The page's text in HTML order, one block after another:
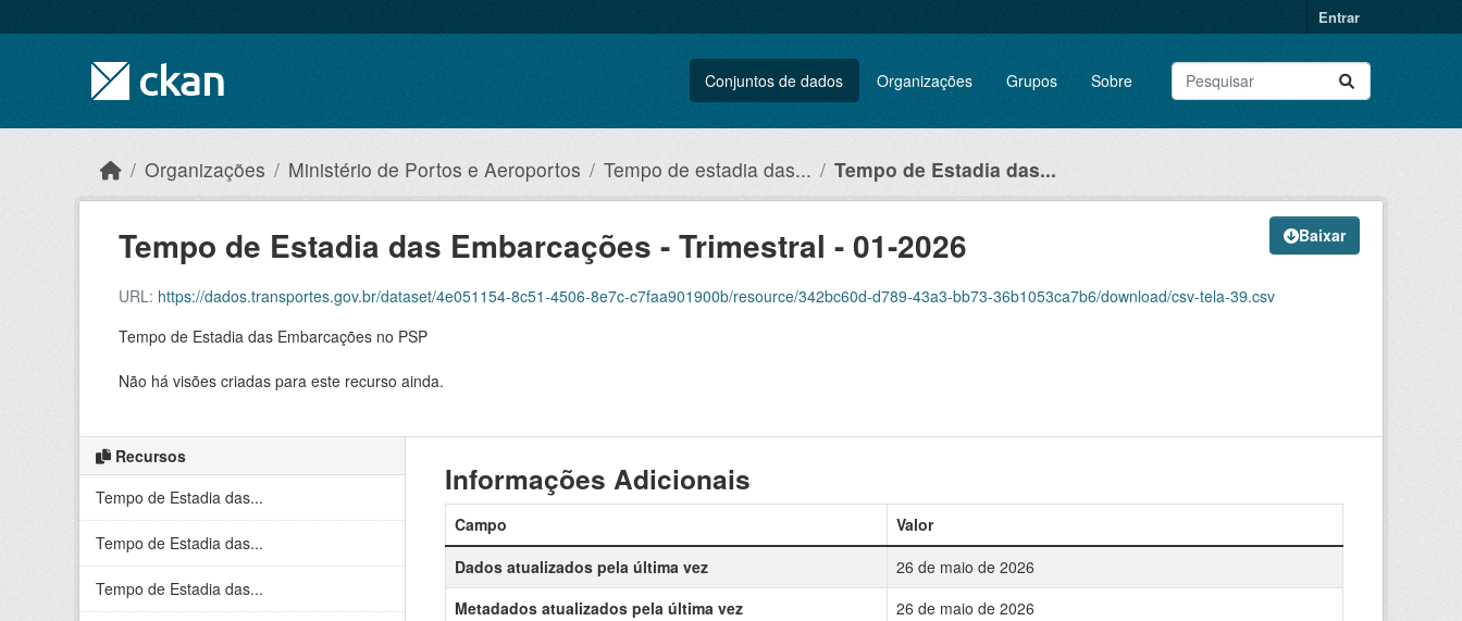
Entrar
Conjuntos de dados Organizações Grupos Sobre
Organizações Ministério de Portos e Aeroportos Tempo de estadia das... Tempo de Estadia das...
Baixar
Tempo de Estadia das Embarcações - Trimestral - 01-2026
URL: https://dados.transportes.gov.br/dataset/4e051154-8c51-4506-8e7c-c7faa901900b/resource/342bc60d-d789-43a3-bb73-36b1053ca7b6/download/csv-tela-39.csv
Tempo de Estadia das Embarcações no PSP
Não há visões criadas para este recurso ainda.
Recursos
Tempo de Estadia das...
Tempo de Estadia das...
Tempo de Estadia das...
Informações Adicionais
Campo
Valor
Dados atualizados pela última vez
26 de maio de 2026
Metadados atualizados pela última vez
26 de maio de 2026